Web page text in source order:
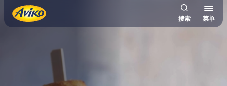
搜索 菜单